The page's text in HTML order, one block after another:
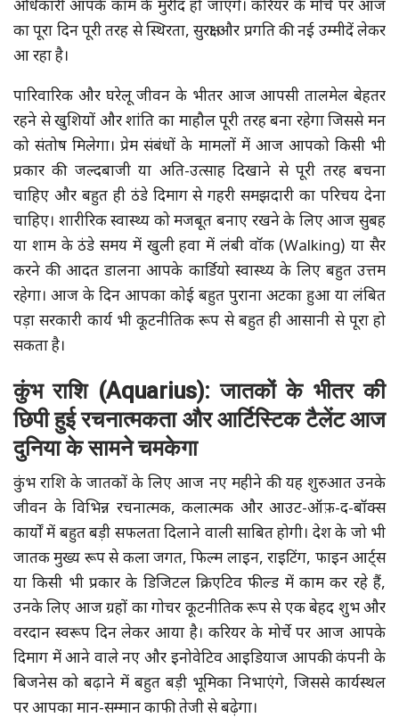
अधिकारी आपके काम के मुरीद हो जाएंगे। करियर के मोर्चे पर आज
का पूरा दिन पूरी तरह से स्थिरता, सुरक्षा और प्रगति की नई उम्मीदें लेकर
आ रहा है।
पारिवारिक और घरेलू जीवन के भीतर आज आपसी तालमेल बेहतर
रहने से खुशियों और शांति का माहौल पूरी तरह बना रहेगा जिससे मन
को संतोष मिलेगा। प्रेम संबंधों के मामलों में आज आपको किसी भी
प्रकार की जल्दबाजी या अति-उत्साह दिखाने से पूरी तरह बचना
चाहिए और बहुत ही ठंडे दिमाग से गहरी समझदारी का परिचय देना
चाहिए। शारीरिक स्वास्थ्य को मजबूत बनाए रखने के लिए आज सुबह
या शाम के ठंडे समय में खुली हवा में लंबी वॉक (Walking) या सैर
करने की आदत डालना आपके कार्डियो स्वास्थ्य के लिए बहुत उत्तम
रहेगा। आज के दिन आपका कोई बहुत पुराना अटका हुआ या लंबित
पड़ा सरकारी कार्य भी कूटनीतिक रूप से बहुत ही आसानी से पूरा हो
सकता है।
कुंभ राशि (Aquarius): जातकों के भीतर की
छिपी हुई रचनात्मकता और आर्टिस्टिक टैलेंट आज
दुनिया के सामने चमकेगा
कुंभ राशि के जातकों के लिए आज नए महीने की यह शुरुआत उनके
जीवन के विभिन्न रचनात्मक, कलात्मक और आउट-ऑफ़-द-बॉक्स
कार्यों में बहुत बड़ी सफलता दिलाने वाली साबित होगी। देश के जो भी
जातक मुख्य रूप से कला जगत, फिल्म लाइन, राइटिंग, फाइन आर्ट्स
या किसी भी प्रकार के डिजिटल क्रिएटिव फील्ड में काम कर रहे हैं,
उनके लिए आज ग्रहों का गोचर कूटनीतिक रूप से एक बेहद शुभ और
वरदान स्वरूप दिन लेकर आया है। करियर के मोर्चे पर आज आपके
दिमाग में आने वाले नए और इनोवेटिव आइडियाज आपकी कंपनी के
बिजनेस को बढ़ाने में बहुत बड़ी भूमिका निभाएंगे, जिससे कार्यस्थल
पर आपका मान-सम्मान काफी तेजी से बढ़ेगा।